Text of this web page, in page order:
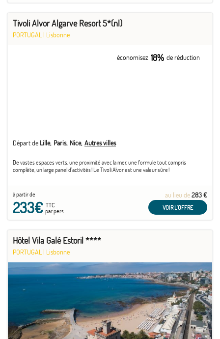
Tivoli Alvor Algarve Resort 5*(nl)
PORTUGAL | Lisbonne
économisez 18% de réduction
Départ de Lille Paris Nice Autres villes
De vastes espaces verts, une proximité avec la mer, une formule tout compris
complète, un large panel d'activités ! Le Tivoli Alvor est une valeur sûre !
à partir de
233€TTC
par pers.
au lieu de283 €
VOIR L'OFFRE
Hôtel Vila Galé Estoril ****
PORTUGAL | Lisbonne